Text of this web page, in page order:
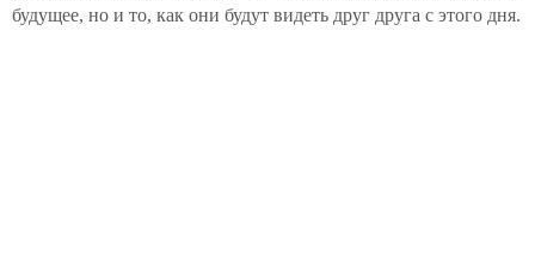
будущее, но и то, как они будут видеть друг друга с этого дня.